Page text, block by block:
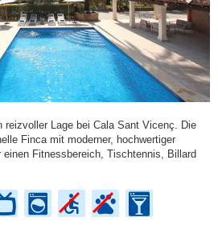
reizvoller Lage bei Cala Sant Vicenç. Die
Finca mit moderner, hochwertiger
Fitnessbereich, Tischtennis, Billard